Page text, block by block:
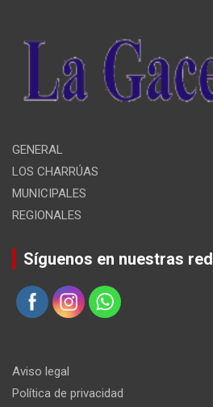
GENERAL
LOS CHARRÚAS
MUNICIPALES
REGIONALES
Síguenos en nuestras
Aviso legal
Política de privacidad